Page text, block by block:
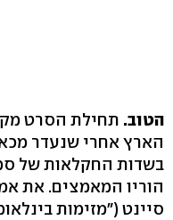
הטוב. תחילת הסרט
הארץ אחרי שנעדר
בשדות החקלאות של
הוריו המאמצים. את
סיינט ("מזימות